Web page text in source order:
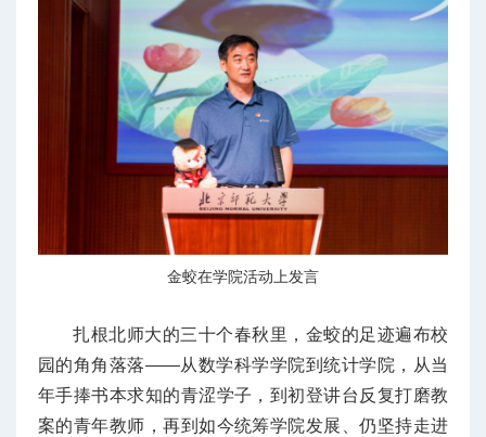
金蛟在学院活动上发言
扎根北师大的三十个春秋里，金蛟的足迹遍布校
园的角角落落——从数学科学学院到统计学院，从当
年手捧书本求知的青涩学子，到初登讲台反复打磨教
案的青年教师，再到如今统筹学院发展、仍坚持走进